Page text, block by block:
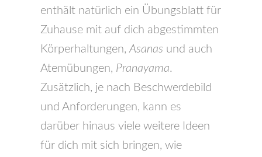
enthält natürlich ein Übungsblatt für
Zuhause mit auf dich abgestimmten
Körperhaltungen,Asanas und auch
Atemübungen, Pranayama.
Zusätzlich, je nach Beschwerdebild
und Anforderungen, kann es
darüber hinaus viele weitere Ideen
für dich mit sich bringen, wie